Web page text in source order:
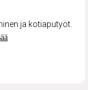
ja kotiaputyöt.